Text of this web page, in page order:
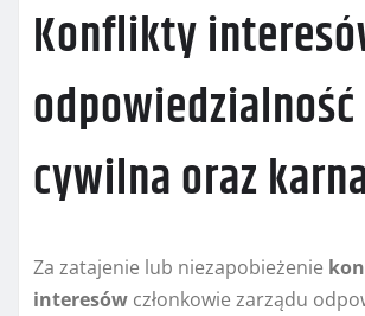
Konflikty
odpowiedzialność
cywilna oraz
Za zatajenie lub niezapobieżenie
interesów członkowie zarządu